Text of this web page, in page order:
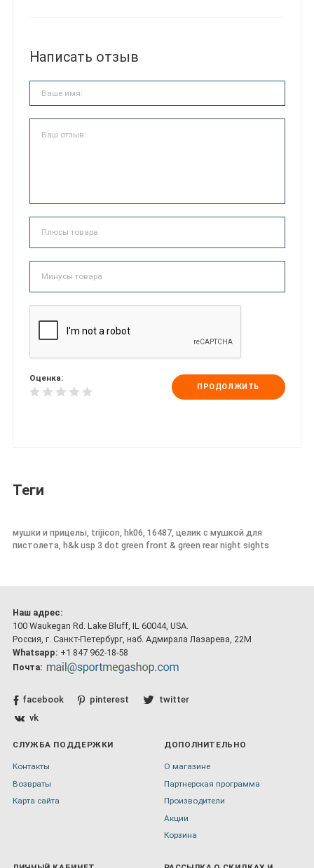
Написать отзыв
Оценка:
ПРОДОЛЖИТЬ
Теги
мушки и прицелы, trijicon, hk06, 16487, целик с мушкой для
пистолета, h&k usp 3 dot green front & green rear night sights
Наш адрес:
100 Waukegan Rd. Lake Bluff, IL 60044, USA.
Россия, г. Санкт-Петербург, наб. Адмирала Лазарева, 22М
Whatsapp: +1 847 962-18-58
Почта:
facebook pinterest
twitter
vk
СЛУЖБА ПОДДЕРЖКИ
Контакты
Возвраты
Карта сайта
ДОПОЛНИТЕЛЬНО
О магазине
Партнерская программа
Производители
Акции
Корзина